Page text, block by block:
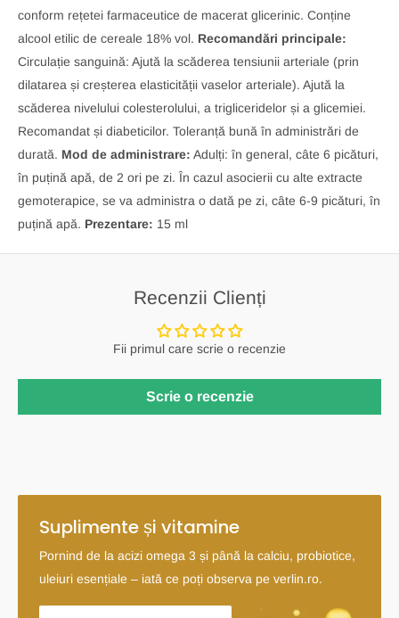
conform rețetei farmaceutice de macerat glicerinic. Conține
alcool etilic de cereale 18% vol. Recomandări principale:
Circulație sanguină: Ajută la scăderea tensiunii arteriale (prin
dilatarea și creșterea elasticității vaselor arteriale). Ajută la
scăderea nivelului colesterolului, a trigliceridelor și a glicemiei.
Recomandat și diabeticilor. Toleranță bună în administrări de
durată. Mod de administrare: Adulți: în general, câte 6 picături,
în puțină apă, de 2 ori pe zi. În cazul asocierii cu alte extracte
gemoterapice, se va administra o dată pe zi, câte 6-9 picături, în
puțină apă. Prezentare: 15 ml
Recenzii Clienți
Fii primul care scrie o recenzie
Scrie o recenzie
Suplimente și vitamine
Pornind de la acizi omega 3 și până la calciu, probiotice,
uleiuri esențiale – iată ce poți observa pe verlin.ro.